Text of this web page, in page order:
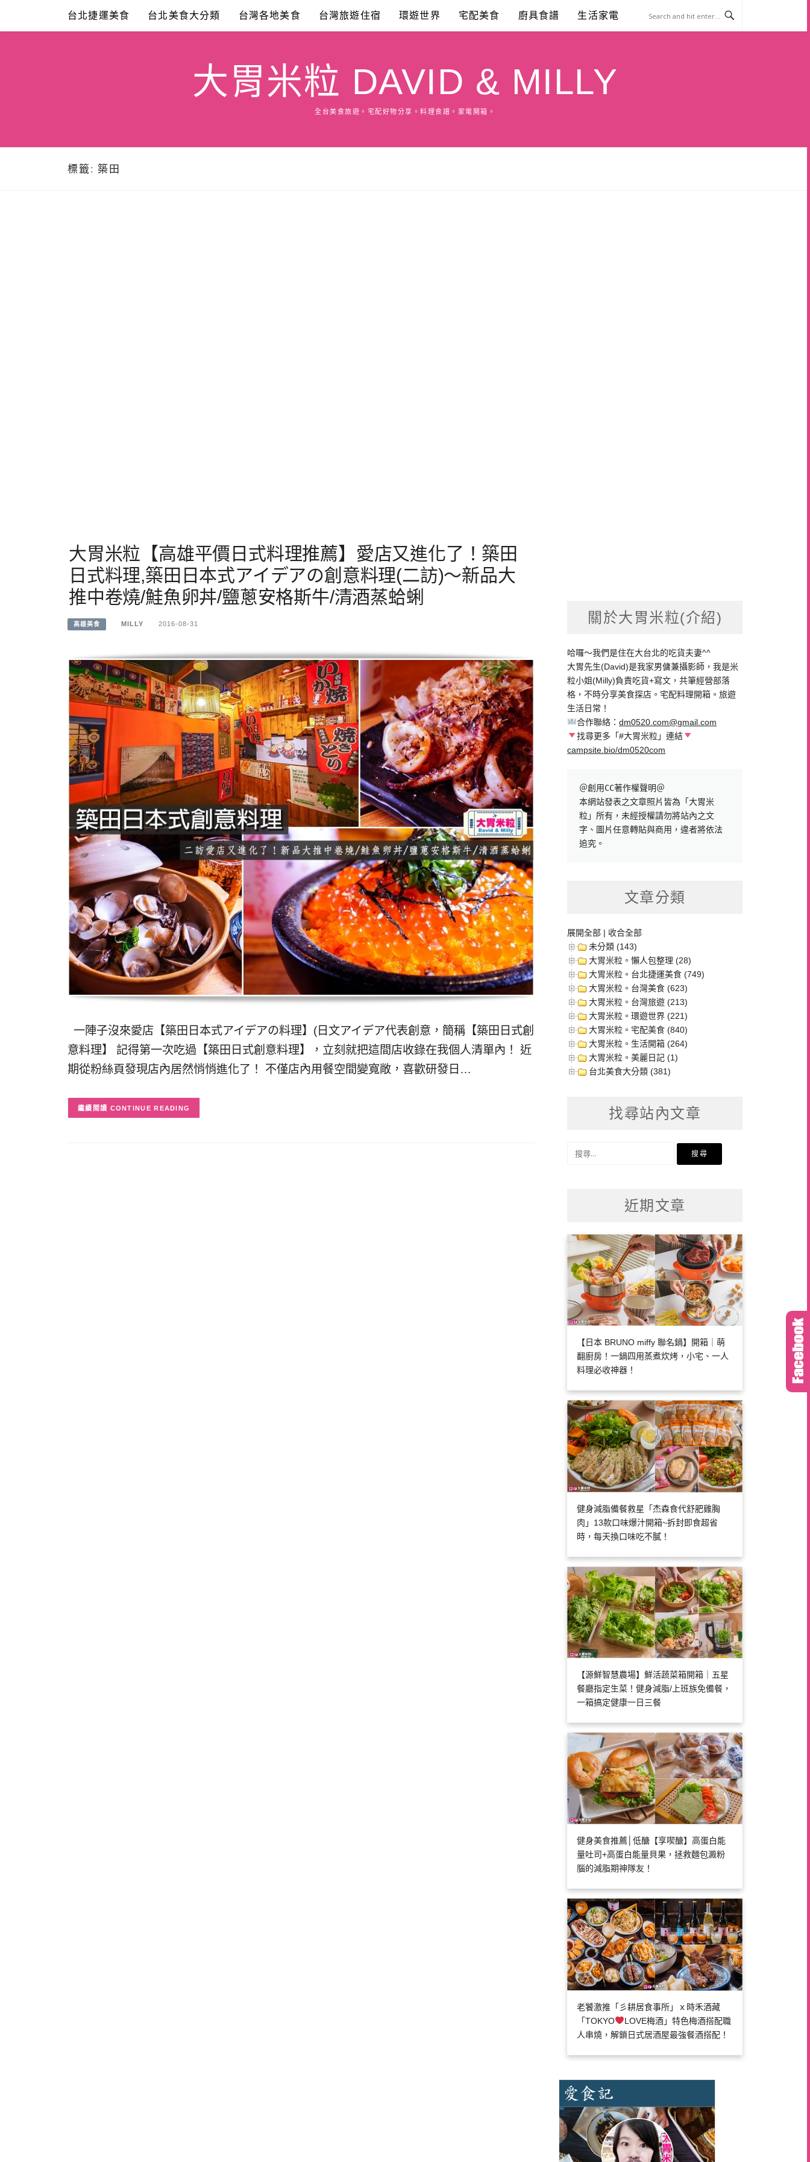
content
台北捷運美食 台北美食大分類 台灣各地美食 台灣旅遊住宿 環遊世界 宅配美食 廚具食譜 生活家電
大胃米粒 DAVID & MILLY
全台美食旅遊。宅配好物分享。料理食譜。家電開箱。
標籤: 築田
大胃米粒【高雄平價日式料理推薦】愛店又進化了！築田
日式料理,築田日本式アイデアの創意料理(二訪)～新品大
推中卷燒/鮭魚卵丼/鹽蔥安格斯牛/清酒蒸蛤蜊
高雄美食 MILLY 2016-08-31
一陣子沒來愛店【築田日本式アイデアの料理】(日文アイデア代表創意，簡稱【築田日式創
意料理】 記得第一次吃過【築田日式創意料理】，立刻就把這間店收錄在我個人清單內！ 近
期從粉絲頁發現店內居然悄悄進化了！ 不僅店內用餐空間變寬敞，喜歡研發日…
CONTINUE READING
關於大胃米粒(介紹)
哈囉～我們是住在大台北的吃貨夫妻^^
大胃先生(David)是我家男傭兼攝影師，我是米
粒小姐(Milly)負責吃貨+寫文，共筆經營部落
格，不時分享美食探店。宅配料理開箱。旅遊
生活日常！
合作聯絡：dm0520.com@gmail.com
找尋更多「#大胃米粒」連結
campsite.bio/dm0520com
＠創用CC著作權聲明＠
本網站發表之文章照片皆為「大胃米
粒」所有，未經授權請勿將站內之文
字、圖片任意轉貼與商用，違者將依法
追究。
文章分類
展開全部 | 收合全部
未分類 (143)
大胃米粒。懶人包整理 (28)
大胃米粒。台北捷運美食 (749)
大胃米粒。台灣美食 (623)
大胃米粒。台灣旅遊 (213)
大胃米粒。環遊世界 (221)
大胃米粒。宅配美食 (840)
大胃米粒。生活開箱 (264)
大胃米粒。美麗日記 (1)
台北美食大分類 (381)
找尋站內文章
近期文章
【日本 BRUNO miffy 聯名鍋】開箱｜萌
翻廚房！一鍋四用蒸煮炊烤，小宅、一人
料理必收神器！
健身減脂備餐救星「杰森食代舒肥雞胸
肉」13款口味爆汁開箱~拆封即食超省
時，每天換口味吃不膩！
【源鮮智慧農場】鮮活蔬菜箱開箱｜五星
餐廳指定生菜！健身減脂/上班族免備餐，
一箱搞定健康一日三餐
健身美食推薦│低醣【享喫醣】高蛋白能
量吐司+高蛋白能量貝果，拯救麵包澱粉
腦的減脂期神隊友！
老饕激推「彡耕居食事所」ｘ時禾酒藏
「TOKYO
LOVE梅酒」特色梅酒搭配職
人串燒，解鎖日式居酒屋最強餐酒搭配！